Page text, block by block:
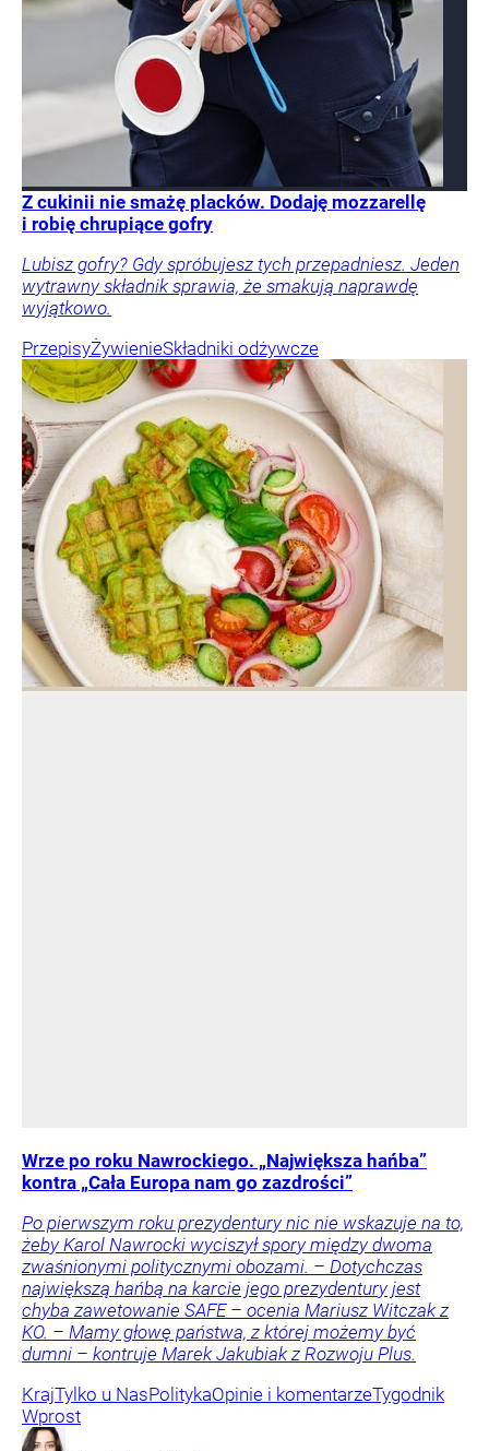
Z cukinii nie smażę placków. Dodaję mozzarellę
i robię chrupiące gofry
Lubisz gofry? Gdy spróbujesz tych przepadniesz. Jeden
wytrawny składnik sprawia, że smakują naprawdę
wyjątkowo.
PrzepisyŻywienieSkładniki odżywcze
Wrze po roku Nawrockiego. „Największa hańba”
kontra „Cała Europa nam go zazdrości”
Po pierwszym roku prezydentury nic nie wskazuje na to,
żeby Karol Nawrocki wyciszył spory między dwoma
zwaśnionymi politycznymi obozami. – Dotychczas
największą hańbą na karcie jego prezydentury jest
chyba zawetowanie SAFE – ocenia Mariusz Witczak z
KO. – Mamy głowę państwa, z której możemy być
dumni – kontruje Marek Jakubiak z Rozwoju Plus.
KrajTylko u NasPolitykaOpinie i komentarzeTygodnik
Wprost